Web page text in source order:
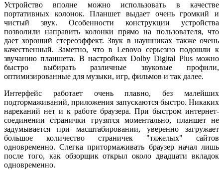
Устройство вполне можно использовать в качестве
портативных колонок. Планшет выдает очень громкий и
чистый звук. Особенности конструкции устройства
позволили направить колонки прямо на пользователя, что
дает хороший стереоэффект. Звук в наушниках также очень
качественный. Заметно, что в Lenovo серьезно подошли к
звучанию планшета. В настройках Dolby Digital Plus можно
быстро выбирать различные звуковые профили,
оптимизированные для музыки, игр, фильмов и так далее.
Интерфейс работает очень плавно, без малейших
подтормаживаний, приложения запускаются быстро. Никаких
нареканий нет и к работе браузера. При быстром интернет-
соединении странички грузятся моментально, планшет не
задумывается при масштабировании, уверенно загружает
большое количество страничек "тяжелых" сайтов
одновременно. Слегка притормаживать браузер начал лишь
после того, как обзорщик открыл около двадцати вкладок
одновременно.